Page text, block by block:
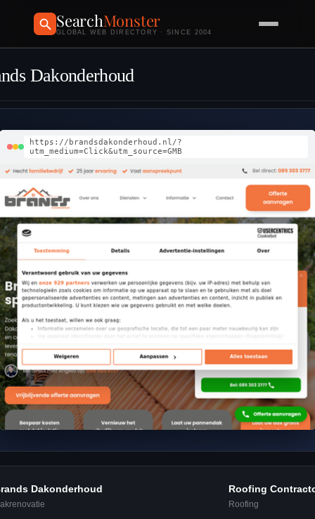
SearchMonster
GLOBAL WEB DIRECTORY · SINCE 2004
Dakonderhoud
https://brandsdakonderhoud.nl/?
utm_medium=Click&utm_source=GMB
Dakonderhoud Roofing
Roofing